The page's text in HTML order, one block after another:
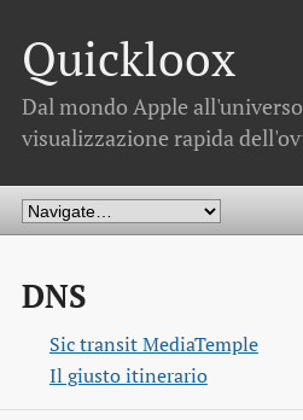
Quickloox
Dal mondo Apple
visualizzazione rapida
DNS
Sic transit MediaTemple
Il giusto itinerario